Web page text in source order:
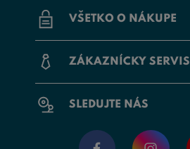
VŠETKO O NÁKUPE
ZÁKAZNÍCKY SERVIS
SLEDUJTE NÁS